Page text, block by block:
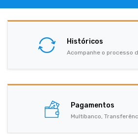
Históricos
Acompanhe o processo
Pagamentos
Multibanco,